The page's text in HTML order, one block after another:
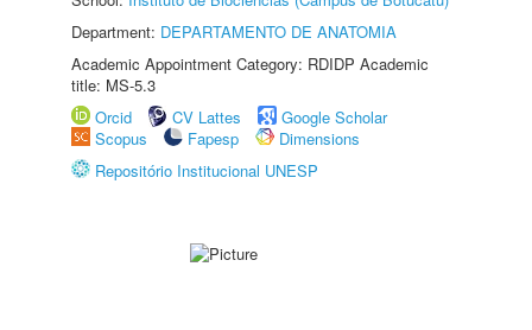
Department: DEPARTAMENTO DE ANATOMIA
Academic Appointment Category: RDIDP Academic
title: MS-5.3
Orcid
CV Lattes
Google Scholar
Scopus
Fapesp
Dimensions
Repositório Institucional UNESP